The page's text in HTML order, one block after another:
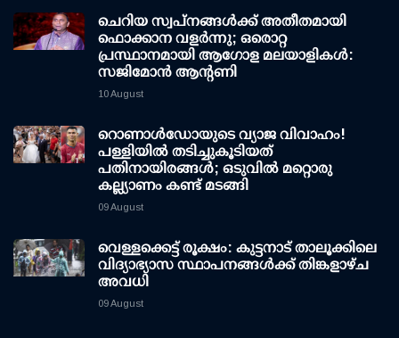
ചെറിയ സ്വപ്നങ്ങൾക്ക് അതീതമായി
ഫൊക്കാന വളർന്നു; ഒരൊറ്റ
പ്രസ്ഥാനമായി ആഗോള മലയാളികൾ:
സജിമോൻ ആന്റണി
10 August
റൊണാള്‍ഡോയുടെ വ്യാജ വിവാഹം!
പള്ളിയില്‍ തടിച്ചുകൂടിയത്
പതിനായിരങ്ങള്‍; ഒടുവില്‍ മറ്റൊരു
കല്ല്യാണം കണ്ട് മടങ്ങി
09 August
വെള്ളക്കെട്ട് രൂക്ഷം: കുട്ടനാട് താലൂക്കിലെ
വിദ്യാഭ്യാസ സ്ഥാപനങ്ങള്‍ക്ക് തിങ്കളാഴ്ച
അവധി
09 August